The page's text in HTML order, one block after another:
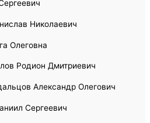
Николаевич
Олеговна
Родион Дмитриевич
Александр Олегович
Сергеевич